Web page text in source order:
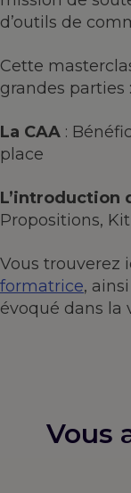
d’outils de
Cette
grandes parties :
La CAA :
place
L’introduction
Propositions,
Vous trouverez
formatrice,
évoqué dans la
Vous